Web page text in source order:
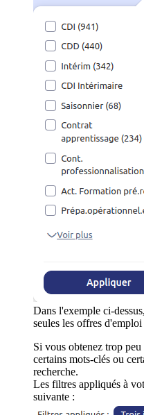
Dans l'exemple ci-
seules les offres
Si vous obtenez trop
certains mots-clés ou
recherche.
Les filtres appliqués à
suivante :